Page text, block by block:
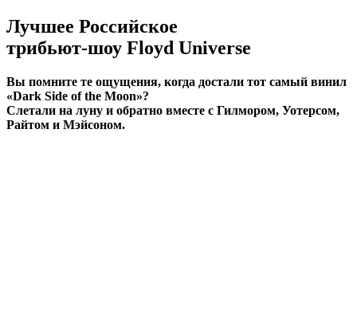
Лучшее Российское
трибьют-шоу Floyd Universe
Вы помните те ощущения, когда достали тот самый винил
«Dark Side of the Moon»?
Слетали на луну и обратно вместе с Гилмором, Уотерсом,
Райтом и Мэйсоном.